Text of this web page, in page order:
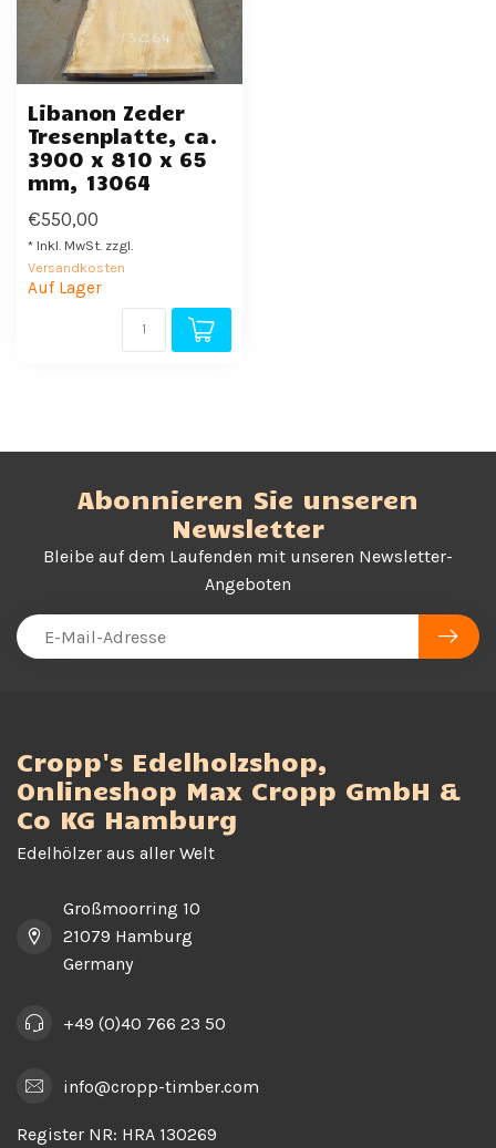
Libanon Zeder
Tresenplatte, ca.
3900 x 810 x 65
mm, 13064
€550,00
* Inkl. MwSt. zzgl.
Versandkosten
Auf Lager
Abonnieren Sie unseren
Newsletter
Bleibe auf dem Laufenden mit unseren Newsletter-
Angeboten
Cropp's Edelholzshop,
Onlineshop Max Cropp GmbH &
Co KG Hamburg
Edelhölzer aus aller Welt
Großmoorring 10
21079 Hamburg
Germany
+49 (0)40 766 23 50
info@cropp-timber.com
Register NR: HRA 130269